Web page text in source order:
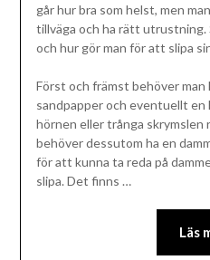
går hur bra som helst, men
tillväga och ha rätt utrustning.
och hur gör man för att slipa
Först och främst behöver man
sandpapper och eventuellt
hörnen eller trånga skrymslen
behöver dessutom ha en
för att kunna ta reda på
slipa. Det finns …
Läs